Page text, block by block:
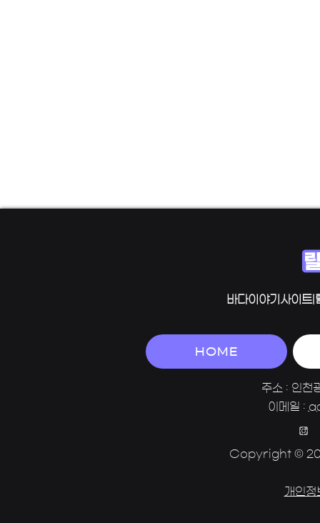
바다이야기사이트
HOME
주소 : 인천
이메일 :
Copyright ©
개인